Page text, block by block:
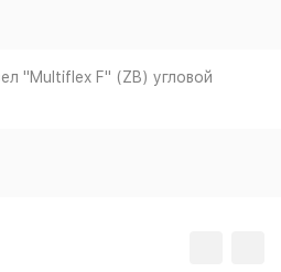
"Multiflex F" (ZB) угловой